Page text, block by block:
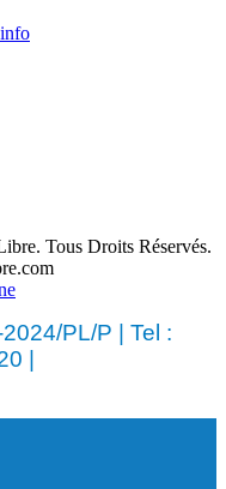
Tous Droits Réservés.
PL/P | Tel :
|